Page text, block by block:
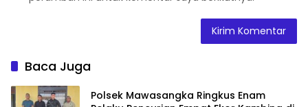
Baca Juga
Polsek Mawasangka Ringkus Enam